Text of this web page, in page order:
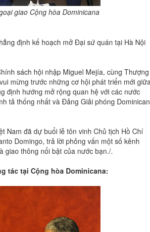
giao Cộng hòa Dominicana
định kế hoạch mở Đại sứ quán tại Hà Nội
sách hội nhập Miguel Mejía, cùng Thượng
mừng trước những cơ hội phát triển mới
định hướng mở rộng quan hệ với các nước
tả thống nhất và Đảng Giải phóng
Nam đã dự buổi lễ tôn vinh Chủ tịch Hồ Chí
Domingo, trả lời phỏng vấn một số kênh
giao thông nổi bật của nước bạn./.
tác tại Cộng hòa Dominicana: